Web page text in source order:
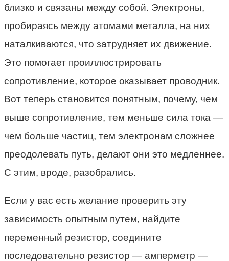
близко и связаны между собой. Электроны,
пробираясь между атомами металла, на них
наталкиваются, что затрудняет их движение.
Это помогает проиллюстрировать
сопротивление, которое оказывает проводник.
Вот теперь становится понятным, почему, чем
выше сопротивление, тем меньше сила тока —
чем больше частиц, тем электронам сложнее
преодолевать путь, делают они это медленнее.
С этим, вроде, разобрались.
Если у вас есть желание проверить эту
зависимость опытным путем, найдите
переменный резистор, соедините
последовательно резистор — амперметр —